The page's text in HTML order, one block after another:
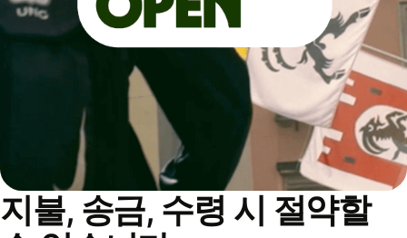
지불, 송금, 수령 시 절약할